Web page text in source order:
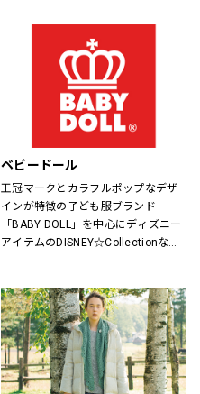
ベビードール
王冠マークとカラフルポップなデザ
インが特徴の子ども服ブランド
「BABY DOLL」を中心にディズニー
アイテムのDISNEY☆Collectionなど
は150cmまで、大人はXLサイズまで
取り揃えているので、ご家族で楽し
めるペアアイテムもラインナップし
たファミリーカジュアルブランドで
す。